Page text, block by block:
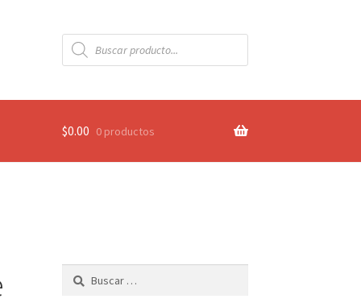
Búsqueda
de
productos
$0.00 0 productos
Buscar: